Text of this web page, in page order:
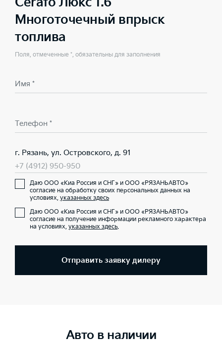
Многоточечный впрыск
топлива
Поля, отмеченные *, обязательны для заполнения
Имя *
Телефон *
г. Рязань, ул. Островского, д. 91
+7 (4912) 950-950
Даю ООО «Киа Россия и СНГ» и ООО «РЯЗАНЬАВТО»
согласие на обработку своих персональных данных на
условиях, указанных здесь
Даю ООО «Киа Россия и СНГ» и ООО «РЯЗАНЬАВТО»
согласие на получение информации рекламного характера
на условиях, указанных здесь.
Отправить заявку дилеру
Авто в наличии